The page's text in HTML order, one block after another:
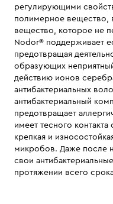
регулирующими
полимерное вещество,
вещество, которое не
Nodor® поддерживает
предотвращая
образующих
действию ионов
антибактериальных
антибактериальный
предотвращает
имеет тесного
крепкая и
микробов. Даже после
свои
протяжении всего